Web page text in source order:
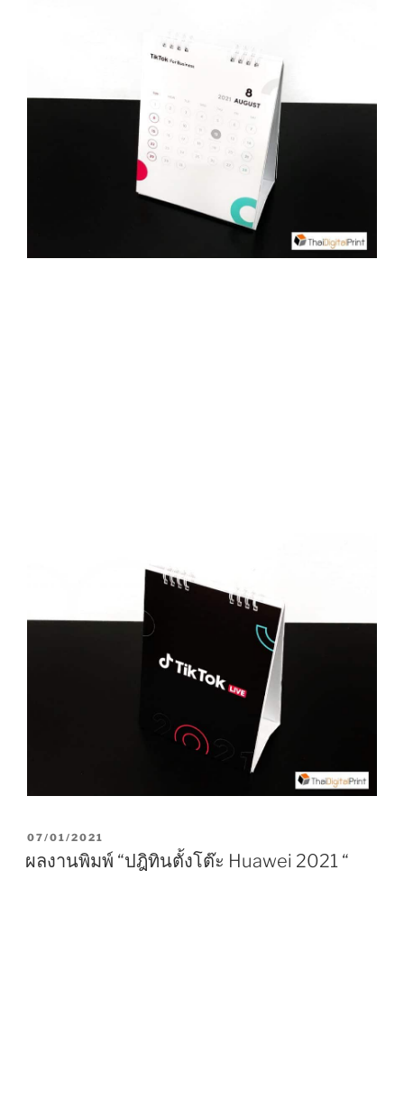
P
S
07/01/2021
ผลงานพิมพ์ “ปฎิทินตั้งโต๊ะ Huawei 2021 “